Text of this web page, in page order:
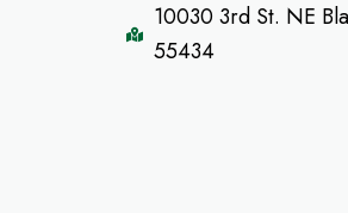
10030 3rd St. NE
55434